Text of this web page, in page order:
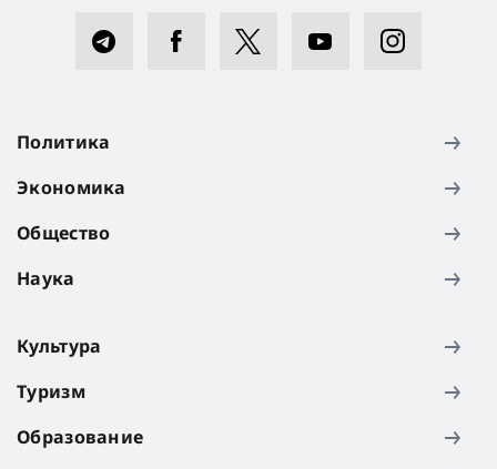
Политика
Экономика
Общество
Наука
Культура
Туризм
Образование